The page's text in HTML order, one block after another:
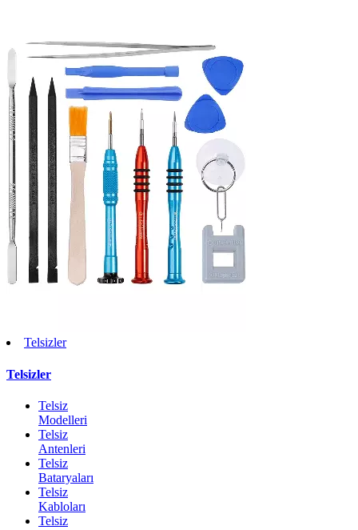
Telsizler
Telsizler
Telsiz
Modelleri
Telsiz
Antenleri
Telsiz
Bataryaları
Telsiz
Kabloları
Telsiz